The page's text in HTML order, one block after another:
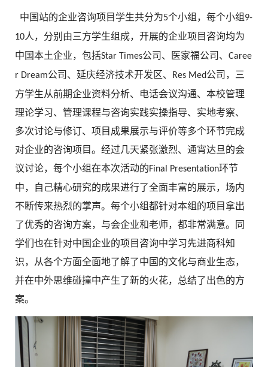
中国站的企业咨询项目学生共分为5个小组，每个小组 9-
10人，分别由三方学生组成，开展的企业项目咨询均为
中国本土企业，包括Star Times公司、医家福公司、 Caree
r Dream公司、延庆经济技术开发区、 Res Med公司，三
方学生从前期企业资料分析、电话会议沟通、本校管理
理论学习、管理课程与咨询实践实操指导、实地考察、
多次讨论与修订、项目成果展示与评价等多个环节完成
对企业的咨询项目。经过几天紧张激烈、通宵达旦的会
议讨论，每个小组在本次活动的Final Presentation环节
中，自己精心研究的成果进行了全面丰富的展示，场内
不断传来热烈的掌声。每个小组都针对本组的项目拿出
了优秀的咨询方案，与会企业和老师，都非常满意。同
学们也在针对中国企业的项目咨询中学习先进商科知
识，从各个方面全面地了解了中国的文化与商业生态，
并在中外思维碰撞中产生了新的火花，总结了出色的方
案。